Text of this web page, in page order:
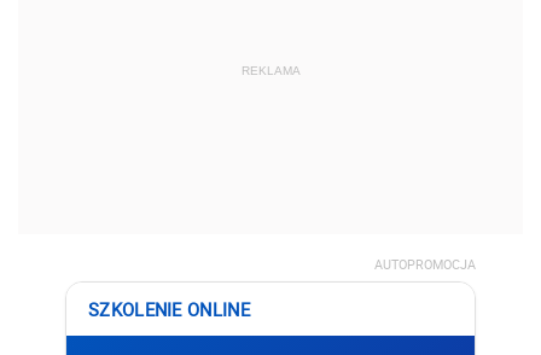
REKLAMA
AUTOPROMOCJA
SZKOLENIE ONLINE